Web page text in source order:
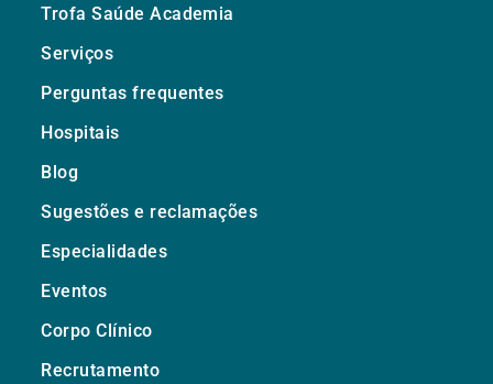
Trofa Saúde Academia
Serviços
Perguntas frequentes
Hospitais
Blog
Sugestões e reclamações
Especialidades
Eventos
Corpo Clínico
Recrutamento